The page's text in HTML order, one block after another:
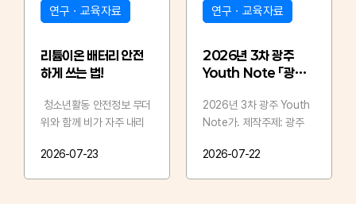
연구ㆍ교육자료
리튬이온 배터리 안전
하게 쓰는 법!
청소년활동 안전정보 무더
위와 함께 비가 자주 내리
2026-07-23
연구ㆍ교육자료
2026년 3차 광주
Youth Note 「광주
및 요구조사
Chapter 3…
2026년 3차 광주 Youth
Note가. 제작주제: 광주
2026-07-22